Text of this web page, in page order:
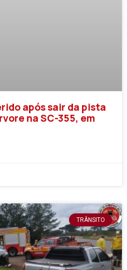
após sair da pista
na SC-355, em
TRÂNSITO